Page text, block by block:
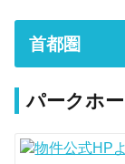
首都圏
パークホ